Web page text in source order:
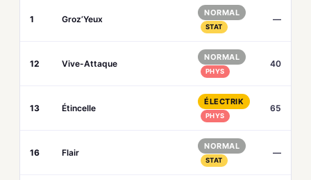
1 Groz’Yeux
NORMAL
STAT
—
12 Vive-Attaque
NORMAL
PHYS
40
13 Étincelle
ÉLECTRIK
PHYS
65
16 Flair
NORMAL
STAT
—